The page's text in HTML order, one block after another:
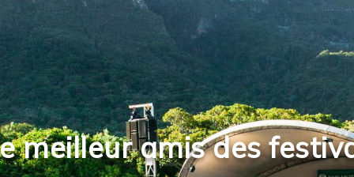
meilleur amis des